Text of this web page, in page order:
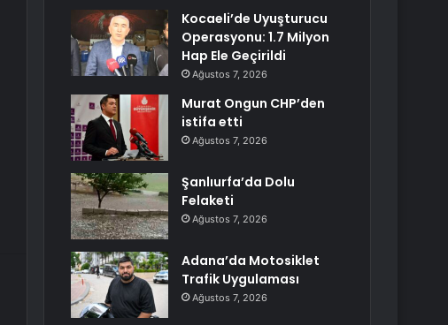
Kocaeli’de Uyuşturucu
Operasyonu: 1.7 Milyon
Hap Ele Geçirildi
Ağustos 7, 2026
Murat Ongun CHP’den
istifa etti
Ağustos 7, 2026
Şanlıurfa’da Dolu
Felaketi
Ağustos 7, 2026
Adana’da Motosiklet
Trafik Uygulaması
Ağustos 7, 2026